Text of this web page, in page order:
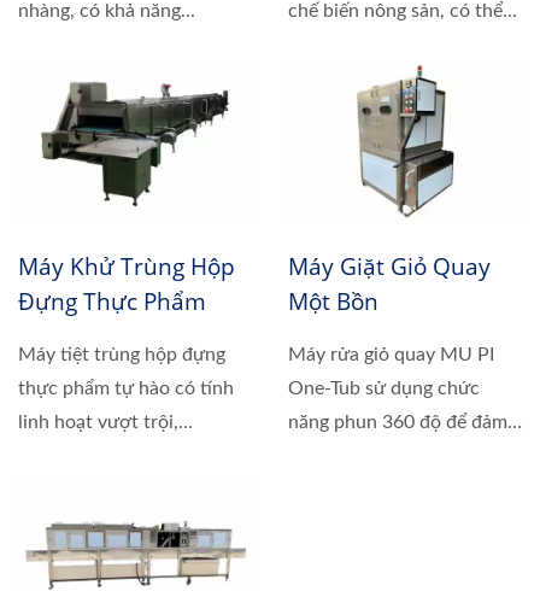
nhàng, có khả năng...
chế biến nông sản, có thể...
Máy Khử Trùng Hộp
Đựng Thực Phẩm
Máy tiệt trùng hộp đựng
thực phẩm tự hào có tính
linh hoạt vượt trội,...
Máy Giặt Giỏ Quay
Một Bồn
Máy rửa giỏ quay MU PI
One-Tub sử dụng chức
năng phun 360 độ để đảm